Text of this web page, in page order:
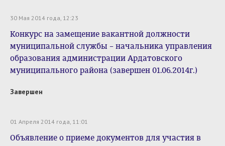
30 Мая 2014 года, 12:23
Конкурс на замещение вакантной должности
муниципальной службы – начальника управления
образования администрации Ардатовского
муниципального района (завершен 01.06.2014г.)
Завершен
01 Апреля 2014 года, 11:01
Объявление о приеме документов для участия в